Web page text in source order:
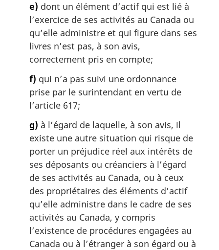
e) dont un élément d’actif qui est lié à
l’exercice de ses activités au Canada ou
qu’elle administre et qui figure dans ses
livres n’est pas, à son avis,
correctement pris en compte;
f) qui n’a pas suivi une ordonnance
prise par le surintendant en vertu de
l’article 617;
g) à l’égard de laquelle, à son avis, il
existe une autre situation qui risque de
porter un préjudice réel aux intérêts de
ses déposants ou créanciers à l’égard
de ses activités au Canada, ou à ceux
des propriétaires des éléments d’actif
qu’elle administre dans le cadre de ses
activités au Canada, y compris
l’existence de procédures engagées au
Canada ou à l’étranger à son égard ou à